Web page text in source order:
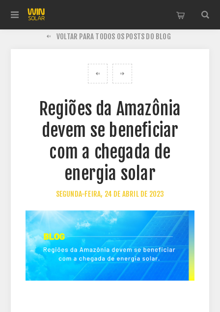
VOLTAR PARA TODOS OS POSTS DO BLOG
Regiões da Amazônia
devem se beneficiar
com a chegada de
energia solar
SEGUNDA-FEIRA, 24 DE ABRIL DE 2023